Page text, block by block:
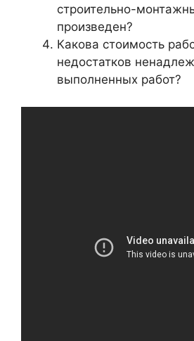
строительно-
произведен?
Какова стоимость
недостатков
выполненных работ?